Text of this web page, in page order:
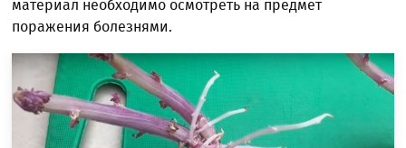
материал необходимо осмотреть на предмет
поражения болезнями.